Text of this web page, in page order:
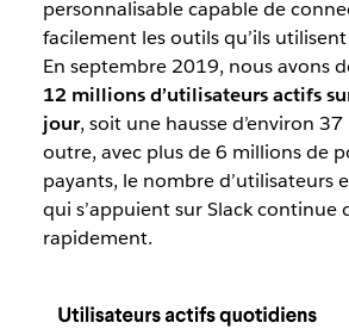
Auteur : Brian Elliott, VP & General
10 octobre 2019
personnalisable capable de
facilement les outils qu’ils
En septembre 2019, nous avons
12 millions d’utilisateurs actifs
jour, soit une hausse d’environ
outre, avec plus de 6 millions de
payants, le nombre d’utilisateurs
qui s’appuient sur Slack continue
rapidement.